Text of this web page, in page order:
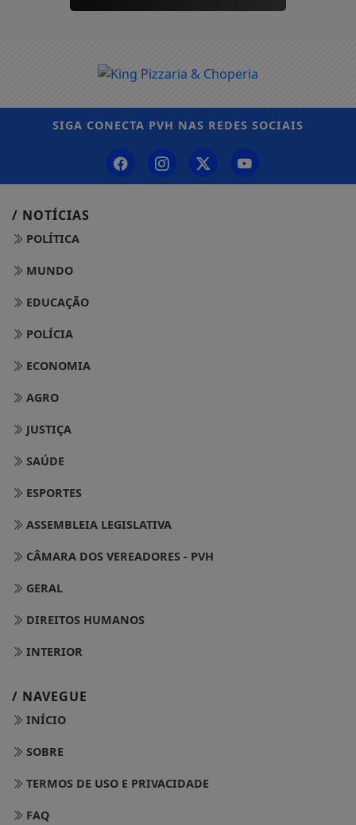
SIGA CONECTA PVH NAS REDES SOCIAIS
/ NOTÍCIAS
POLÍTICA
MUNDO
EDUCAÇÃO
POLÍCIA
ECONOMIA
AGRO
JUSTIÇA
SAÚDE
ESPORTES
ASSEMBLEIA LEGISLATIVA
CÂMARA DOS VEREADORES - PVH
GERAL
DIREITOS HUMANOS
INTERIOR
/ NAVEGUE
INÍCIO
SOBRE
TERMOS DE USO E PRIVACIDADE
FAQ